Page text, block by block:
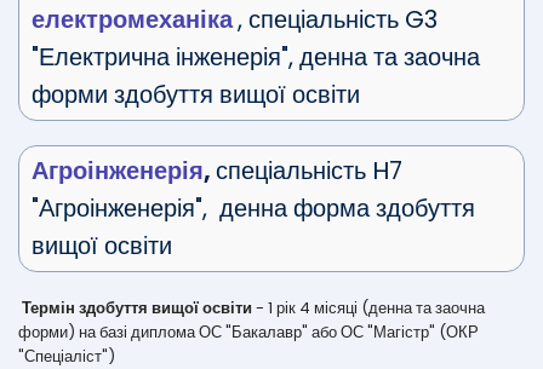
електромеханіка, спеціальність G3
"Електрична інженерія", денна та заочна
форми здобуття вищої освіти
Агроінженерія,спеціальність H7
"Агроінженерія", денна форма здобуття
вищої освіти
Термін здобуття вищої освіти - 1 рік 4 місяці (денна та заочна
форми) на базі диплома ОС "Бакалавр" або ОС "Магістр" (ОКР
"Спеціаліст")